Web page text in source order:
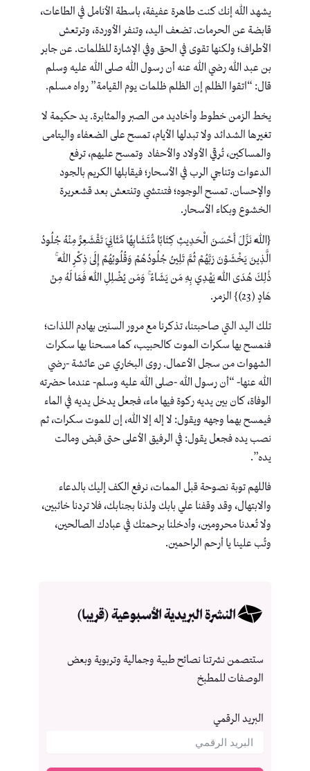
يشهد الله إنك كنت طاهرة عفيفة، باسطة الأنامل في الطاعات،
قابضة عن الحرمات. تضعف اليد، وتنفر الأوردة، وترتعش
الأطراف؛ ولكنها تقوى في الحق وفي الإشارة للظلمات. عن جابر
بن عبد الله رضي الله عنه أن رسول الله صلى الله عليه وسلم
قال: “اتقوا الظلم إن الظلم ظلمات يوم القيامة” رواه مسلم.
يخط الزمن خطوط وأخاديد من الصبر والمثابرة. يد حكيمة لا
تغيرها الشدائد ولا تبدلها الأيام، تمسح على الضعفاء واليتامى
والمساكين، تُرقي الأولاد والأحفاد وتمسح عليهم، ترفع
الدعوات وتناجي الرب في الأسحار؛ فيقابلها الكريم بالجود
والإحسان. تمسح الوجوه؛ فتنتشي وتنتعش بعد قشعريرة
الخشوع وبكاء الأسحار.
{اللَّهُ نَزَّلَ أَحْسَنَ الْحَدِيثِ كِتَابًا مُّتَشَابِهًا مَّثَانِيَ تَقْشَعِرُّ مِنْهُ جُلُودُ
الَّذِينَ يَخْشَوْنَ رَبَّهُمْ ثُمَّ تَلِينُ جُلُودُهُمْ وَقُلُوبُهُمْ إِلَىٰ ذِكْرِ اللَّهِ ۚ
ذَٰلِكَ هُدَى اللَّهِ يَهْدِي بِهِ مَن يَشَاءُ ۚ وَمَن يُضْلِلِ اللَّهُ فَمَا لَهُ مِنْ
هَادٍ (23)} الزمر.
تلك اليد التي صاحبتنا، تذكرنا مع مرور السنين بهادم اللذات؛
فنمسح بها سكرات الموت كالحبيب، كما مسحنا بها سكرات
الشهوات من سجل الأعمال. روى البخاري عن عائشة -رضي
الله عنها- “أن رسول الله -صلى الله عليه وسلم- عندما حضرته
الوفاة، كان بين يديه ركوة فيها ماء، فجعل يدخل يديه في الماء
فيمسح بهما وجهه ويقول: لا إله إلا الله، إن للموت سكرات، ثم
نصب يده فجعل يقول: في الرفيق الأعلى حتى قبض ومالت
يده”.
فاللهم توبة نصوحة قبل الممات، نرفع الكف إليك بالدعاء
والابتهال، وقد وقفنا علي بابك ولذنا بجنابك، فلا تردنا خائبين،
ولا تُعدنا محرومين، وأدخلنا برحمتك في عبادك الصالحين،
وتُب علينا يا أرحم الراحمين.
النشرة البريدية الأسبوعية (قريبا)
ستتصمن نشرتنا نصائح طبية وجمالية وتربوية وبعض
الوصفات للمطبخ
البريد الرقمي